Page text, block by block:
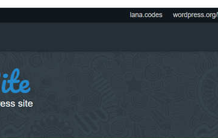
ดาวน์โหลด